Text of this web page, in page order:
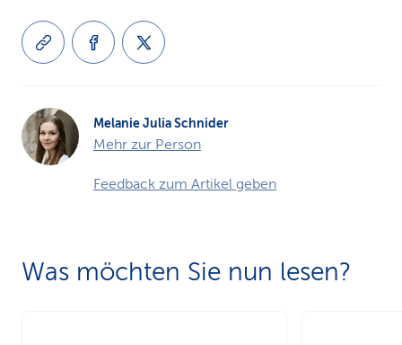
Melanie Julia Schnider
Mehr zur Person
Feedback zum Artikel geben
Was möchten Sie nun lesen?